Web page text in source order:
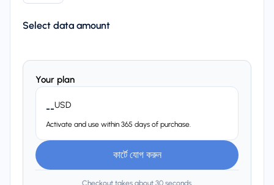
Select data amount
Your plan
--USD
Activate and use within 365 days of purchase.
কার্টে যোগ করুন
Checkout takes about 30 seconds.